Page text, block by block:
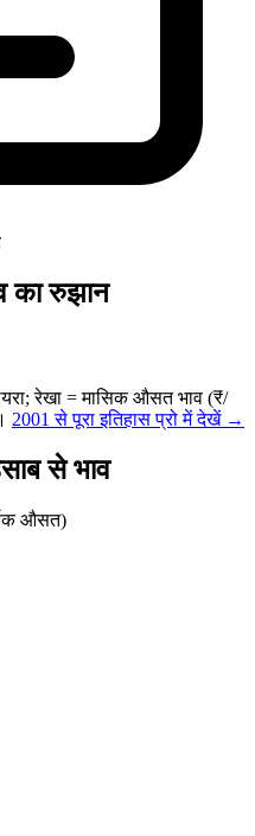
का रुझान
रेखा = मासिक औसत भाव (₹/
2001 से पूरा इतिहास प्रो में देखें →
से भाव
औसत)